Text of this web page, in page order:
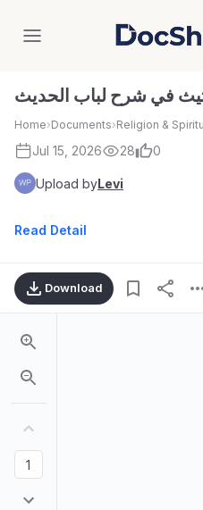
في شرح لباب الحديث
Home›Documents›Religion &
Jul 15, 2026 28 0
Upload byLevi
Read Detail
Download